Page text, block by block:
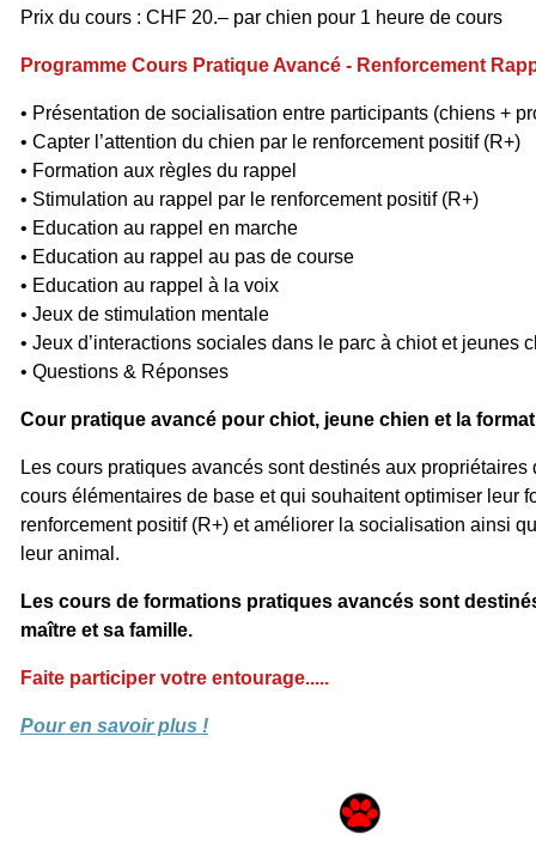
Prix du cours : CHF 20.– par chien pour 1 heure de cours
Programme Cours Pratique Avancé - Renforcement
• Présentation de socialisation entre participants (chiens +
• Capter l’attention du chien par le renforcement positif (R+)
• Formation aux règles du rappel
• Stimulation au rappel par le renforcement positif (R+)
• Education au rappel en marche
• Education au rappel au pas de course
• Education au rappel à la voix
• Jeux de stimulation mentale
• Jeux d’interactions sociales dans le parc à chiot et jeunes
• Questions & Réponses
Cour pratique avancé pour chiot, jeune chien et la
Les cours pratiques avancés sont destinés aux propriétaires
cours élémentaires de base et qui souhaitent optimiser leur
renforcement positif (R+) et améliorer la socialisation ainsi
leur animal.
Les cours de formations pratiques avancés sont
maître et sa famille.
Faite participer votre entourage.....
Pour en savoir plus !